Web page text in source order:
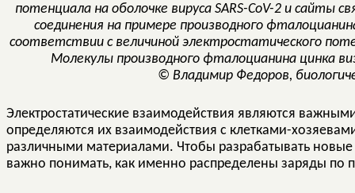
потенциала на оболочке вируса SARS-CoV-2 и сайты
соединения на примере производного
соответствии с величиной электростатического
Молекулы производного фталоцианина цинка
© Владимир Федоров,
Электростатические взаимодействия являются
определяются их взаимодействия с клетками-
различными материалами. Чтобы разрабатывать
важно понимать, как именно распределены заряды по